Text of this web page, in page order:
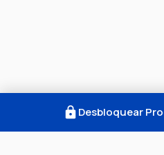
Desbloquear